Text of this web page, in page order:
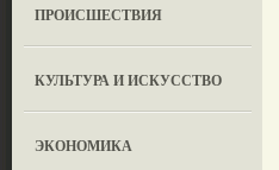
ПРОИСШЕСТВИЯ
КУЛЬТУРА И ИСКУССТВО
ЭКОНОМИКА